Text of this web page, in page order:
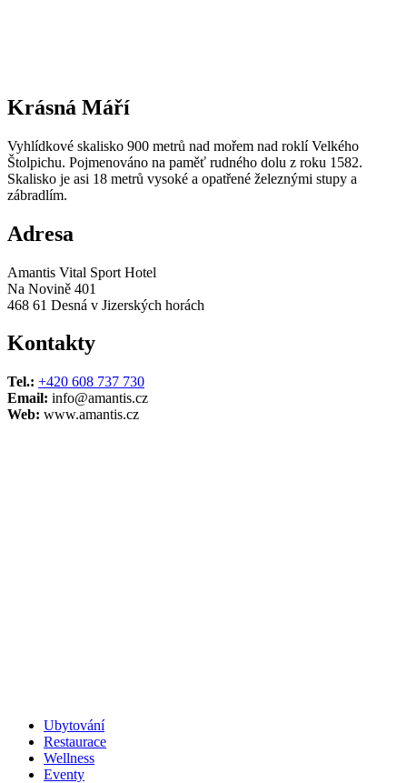
Krásná Máří
Vyhlídkové skalisko 900 metrů nad mořem nad roklí Velkého
Štolpichu. Pojmenováno na paměť rudného dolu z roku 1582.
Skalisko je asi 18 metrů vysoké a opatřené železnými stupy a
zábradlím.
Adresa
Amantis Vital Sport Hotel
Na Novině 401
468 61 Desná v Jizerských horách
Kontakty
Tel.: +420 608 737 730
Email: info@amantis.cz
Web: www.amantis.cz
Ubytování
Restaurace
Wellness
Eventy